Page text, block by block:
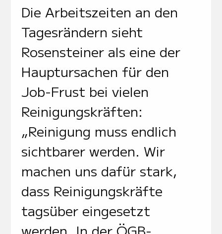
Die Arbeitszeiten an den
Tagesrändern sieht
Rosensteiner als eine der
Hauptursachen für den
Job-Frust bei vielen
Reinigungskräften:
„Reinigung muss endlich
sichtbarer werden. Wir
machen uns dafür stark,
dass Reinigungskräfte
tagsüber eingesetzt